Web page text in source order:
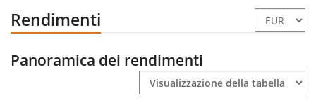
Rendimenti
Panoramica dei rendimenti